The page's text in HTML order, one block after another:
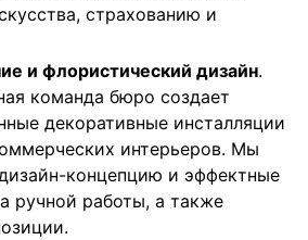
страхованию и
и флористический дизайн.
команда бюро создает
декоративные инсталляции
интерьеров. Мы
концепцию и эффектные
ручной работы, а также